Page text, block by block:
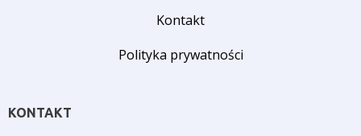
Kontakt
Polityka prywatności
KONTAKT